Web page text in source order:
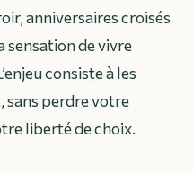
anniversaires croisés
sensation de vivre
consiste à les
perdre votre
liberté de choix.